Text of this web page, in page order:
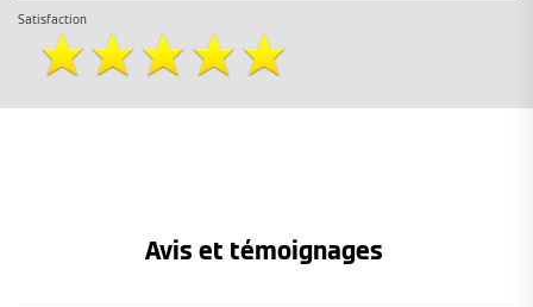
Satisfaction
Avis et témoignages